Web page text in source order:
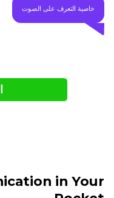
خاصية التعرف على الصوت
in Your